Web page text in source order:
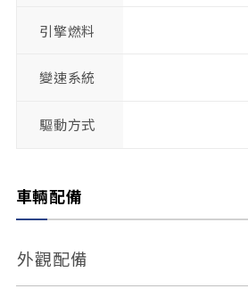
引擎燃料
變速系統
驅動方式
車輛配備
外觀配備